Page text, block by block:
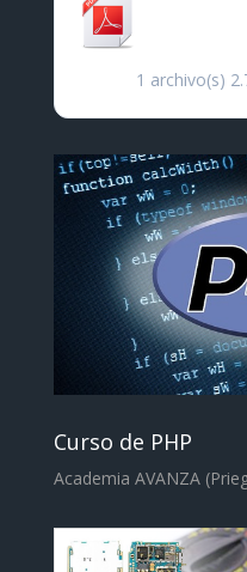
1 archivo(s)
Curso de PHP
Academia AVANZA